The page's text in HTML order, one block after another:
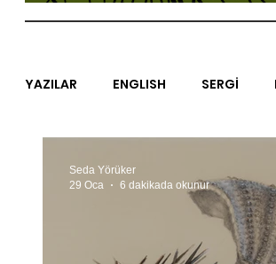
YAZILAR ENGLISH SERGİ
YEL TOZ
Seda Yörüker
29 Oca
6 dakikada okunur